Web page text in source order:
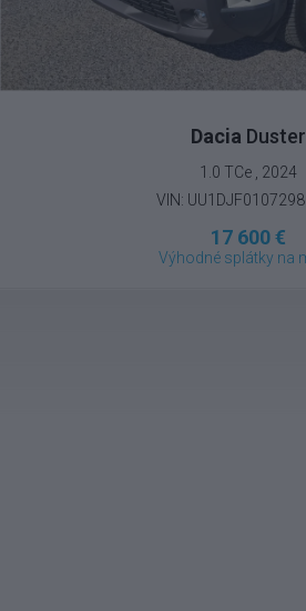
Dacia Duster
1.0 TCe , 2024
VIN:
17 600 €
Výhodné splátky na